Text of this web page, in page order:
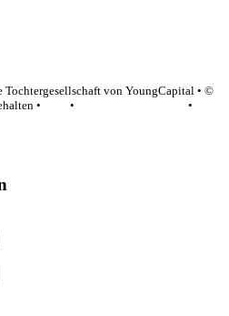
von YoungCapital • ©
•
•
•